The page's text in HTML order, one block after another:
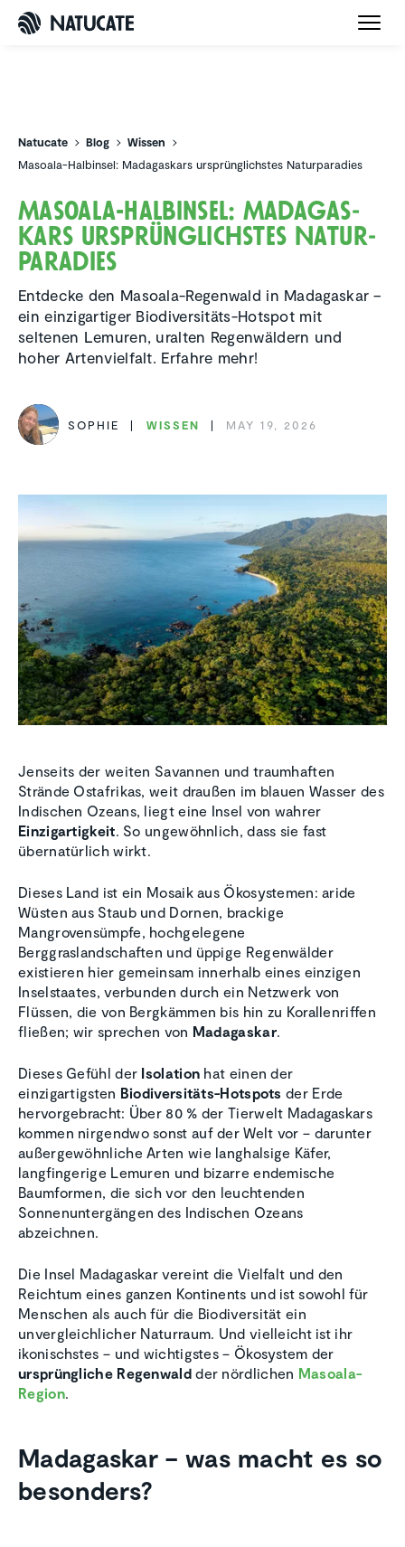
Natucate Blog
Wissen
Masoala-Halbinsel: Madagaskars ursprünglichstes Naturparadies
Masoala-Halbinsel: Madagas­
kars ursprüng­lichstes Natur­
pa­ra­dies
Entdecke den Masoala-Regenwald in Madagaskar –
ein einzigartiger Biodiversitäts-Hotspot mit
seltenen Lemuren, uralten Regenwäldern und
hoher Artenvielfalt. Erfahre mehr!
SOPHIE WISSEN MAY 19, 2026
Jenseits der weiten Savannen und traumhaften
Strände Ostafrikas, weit draußen im blauen Wasser des
Indischen Ozeans, liegt eine Insel von wahrer
Einzigartigkeit. So ungewöhnlich, dass sie fast
übernatürlich wirkt.
Dieses Land ist ein Mosaik aus Ökosystemen: aride
Wüsten aus Staub und Dornen, brackige
Mangrovensümpfe, hochgelegene
Berggraslandschaften und üppige Regenwälder
existieren hier gemeinsam innerhalb eines einzigen
Inselstaates, verbunden durch ein Netzwerk von
Flüssen, die von Bergkämmen bis hin zu Korallenriffen
fließen; wir sprechen von Madagaskar.
Dieses Gefühl der Isolation hat einen der
einzigartigsten Biodiversitäts-Hotspots der Erde
hervorgebracht: Über 80 % der Tierwelt Madagaskars
kommen nirgendwo sonst auf der Welt vor – darunter
außergewöhnliche Arten wie langhalsige Käfer,
langfingerige Lemuren und bizarre endemische
Baumformen, die sich vor den leuchtenden
Sonnenuntergängen des Indischen Ozeans
abzeichnen.
Die Insel Madagaskar vereint die Vielfalt und den
Reichtum eines ganzen Kontinents und ist sowohl für
Menschen als auch für die Biodiversität ein
unvergleichlicher Naturraum. Und vielleicht ist ihr
ikonischstes – und wichtigstes – Ökosystem der
ursprüngliche Regenwaldder nördlichen Masoala-
Region.
Madagaskar – was macht es so
besonders?